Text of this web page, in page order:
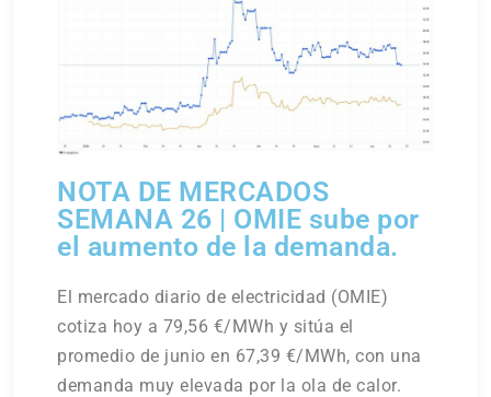
NOTA DE MERCADOS
SEMANA 26 | OMIE sube por
el aumento de la demanda.
El mercado diario de electricidad (OMIE)
cotiza hoy a 79,56 €/MWh y sitúa el
promedio de junio en 67,39 €/MWh, con una
demanda muy elevada por la ola de calor.